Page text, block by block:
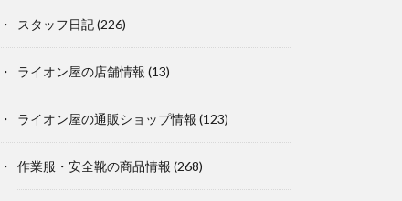
スタッフ日記(226)
ライオン屋の店舗情報 (13)
ライオン屋の通販ショップ情報 (123)
作業服・安全靴の商品情報 (268)